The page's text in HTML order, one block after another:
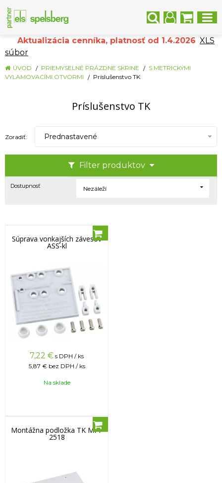
Aktualizácia cenníka, platnosť od 1.4.2026 XLS
súbor
ÚVOD PRIEMYSELNÉ PRÁZDNE SKRINE
S METRICKÝMI
VYLAMOVACÍMI OTVORMI
Príslušenstvo TK
Príslušenstvo TK
Filter produktov
Zoradiť: Prednastavené
Dostupnosť Nezáleží
Súprava vonkajších závesov
ASS-kl
7,22 € s DPH / ks
5,87 € bez DPH / ks
Na sklade
Montážna podložka TK MPI-
2518